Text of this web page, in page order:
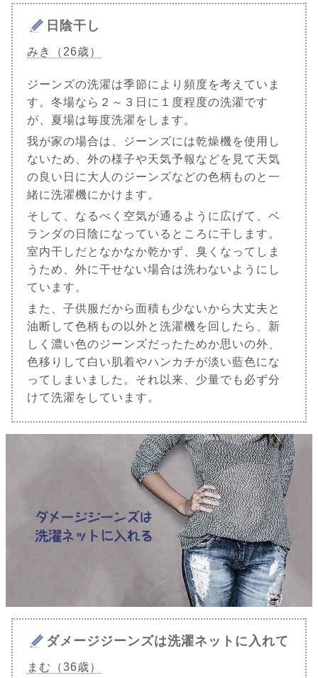
日陰干し
みき（26歳）
ジーンズの洗濯は季節により頻度を考えていま
す。冬場なら２～３日に１度程度の洗濯です
が、夏場は毎度洗濯をします。
我が家の場合は、ジーンズには乾燥機を使用し
ないため、外の様子や天気予報などを見て天気
の良い日に大人のジーンズなどの色柄ものと一
緒に洗濯機にかけます。
そして、なるべく空気が通るように広げて、ベ
ランダの日陰になっているところに干します。
室内干しだとなかなか乾かず、臭くなってしま
うため、外に干せない場合は洗わないようにし
ています。
また、子供服だから面積も少ないから大丈夫と
油断して色柄もの以外と洗濯機を回したら、新
しく濃い色のジーンズだったためか思いの外、
色移りして白い肌着やハンカチが淡い藍色にな
ってしまいました。それ以来、少量でも必ず分
けて洗濯をしています。
ダメージジーンズは洗濯ネットに入れて
まむ（36歳）